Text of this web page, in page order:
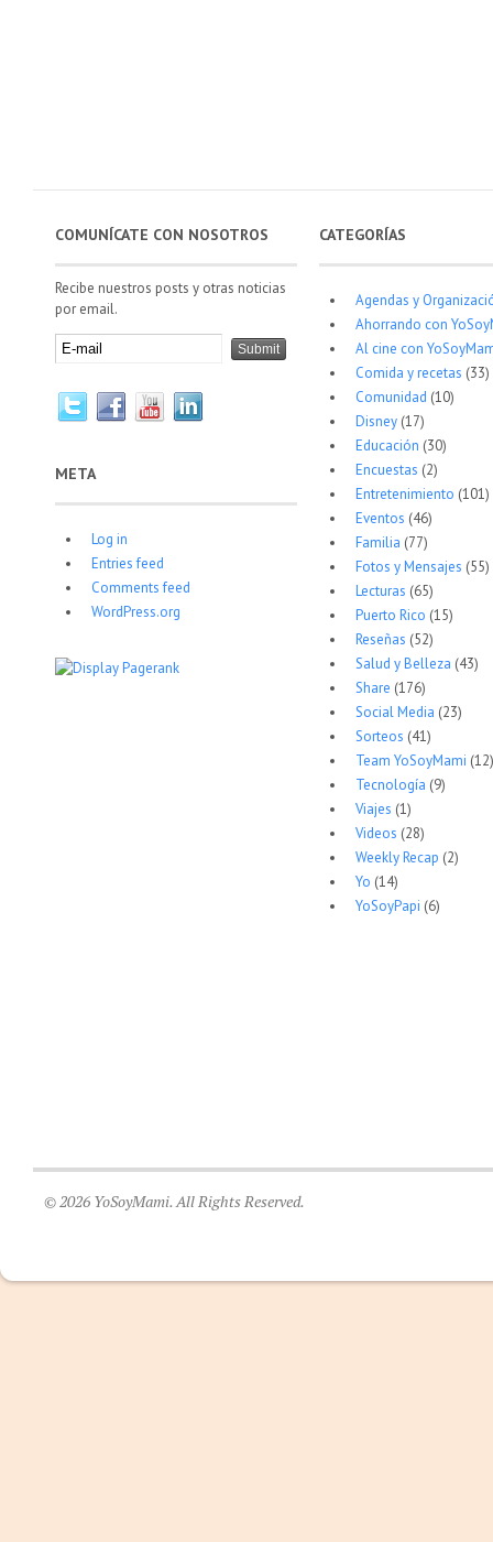
COMUNÍCATE CON NOSOTROS
Recibe nuestros posts y otras noticias
por email.
META
Log in
Entries feed
Comments feed
WordPress.org
CATEGORÍAS
Agendas y
Ahorrando con
Al cine con
Comida y recetas (33)
Comunidad (10)
Disney(17)
Educación (30)
Encuestas (2)
Entretenimiento (101)
Eventos (46)
Familia (77)
Fotos y Mensajes (55)
Lecturas (65)
Puerto Rico (15)
Reseñas (52)
Salud y Belleza (43)
Share (176)
Social Media (23)
Sorteos (41)
Team YoSoyMami (12)
Tecnología (9)
Viajes (1)
Videos (28)
Weekly Recap (2)
Yo (14)
YoSoyPapi (6)
© 2026 YoSoyMami. All Rights Reserved.